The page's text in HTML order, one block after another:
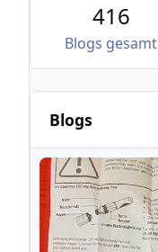
Blogs gesamt
416
Blogs